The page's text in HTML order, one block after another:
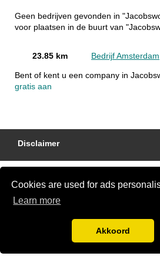
Cookies are used for ads
Learn more
Akkoord
Geen bedrijven gevonden in
voor plaatsen in de buurt van
23.85 km Bedrijf Amsterdam
Bent of kent u een company in
gratis aan
Disclaimer